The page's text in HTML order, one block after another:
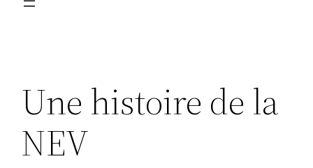
Une histoire de la
NEV